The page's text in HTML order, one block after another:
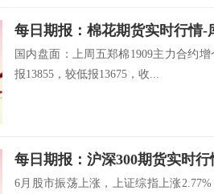
国内盘面：上周五郑棉1909主力合约
报13855，较低报13675，收...
6月股市振荡上涨，上证综指上涨